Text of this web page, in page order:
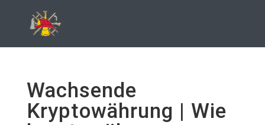
Wachsende
Kryptowährung | Wie